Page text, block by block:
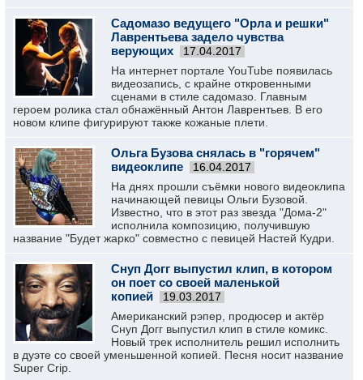
Садомазо ведущего "Орла и решки"
Лаврентьева задело чувства
верующих
17.04.2017
На интернет портале YouTube появилась
видеозапись, с крайне откровенными
сценами в стиле садомазо. Главным
героем ролика стал обнажённый Антон Лаврентьев. В его
новом клипе фигурируют также кожаные плети.
Ольга Бузова снялась в "горячем"
видеоклипе
16.04.2017
На днях прошли съёмки нового видеоклипа
начинающей певицы Ольги Бузовой.
Известно, что в этот раз звезда "Дома-2"
исполнила композицию, получившую
название "Будет жарко" совместно с певицей Настей Кудри.
Снуп Догг выпустил клип, в котором
он поет со своей маленькой
копией
19.03.2017
Американский рэпер, продюсер и актёр
Снуп Догг выпустил клип в стиле комикс.
Новый трек исполнитель решил исполнить
в дуэте со своей уменьшенной копией. Песня носит название
Super Crip.